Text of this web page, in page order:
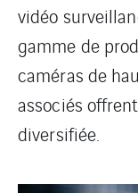
vidéo
gamme de
caméras de
associés
diversifiée.